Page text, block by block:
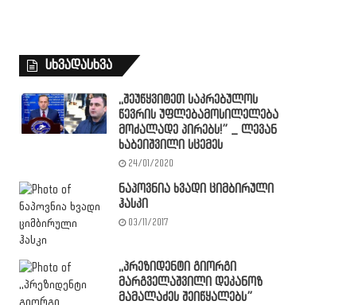
სხვადასხვა
,,შეუწყვიტეთ საკრებულოს
წევრის უფლებამოსილელება
მოძალადე პირებს!” _ ლევან
ხაბეიშვილი სცემეს
24/01/2020
ნაპოვნია ხვადი ციმბირული
ჰასკი
03/11/2017
,,პრეზიდენტი გიორგი
მარგველაშვილი დეკანოზ
მამალაძეს შეიწყალებს”